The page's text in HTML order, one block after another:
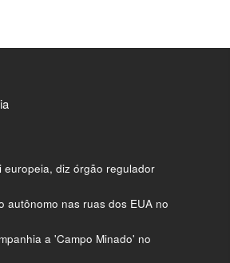
europeia, diz órgão regulador
autônomo nas ruas dos EUA no
a 'Campo Minado' no